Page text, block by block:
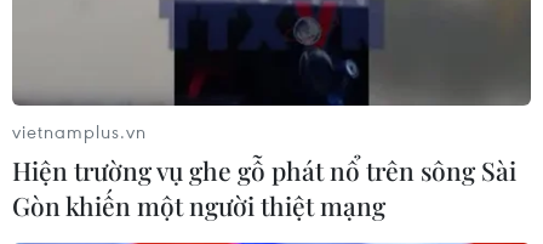
giữa không gian tràn ngập bóng cây xanh, ngôi trường
TH School đẹp như một giấc mơ cổ tích giữa lòng Thủ
vietnamplus.vn
Hiện trường vụ ghe gỗ phát nổ trên sông Sài
Gòn khiến một người thiệt mạng